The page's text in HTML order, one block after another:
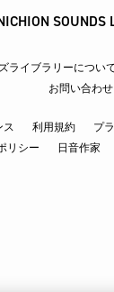
SOUNDS
ライブラリーについ
お問い合わせ
ス 利用規約
プ
リシー
日音作家